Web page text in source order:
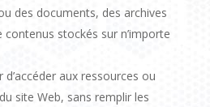
des documents, des archives
stockés sur n’importe
aux ressources ou
site Web, sans remplir les